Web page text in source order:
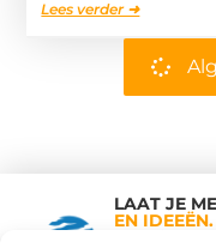
Lees verder ➜
LAAT JE
EN IDEEËN.